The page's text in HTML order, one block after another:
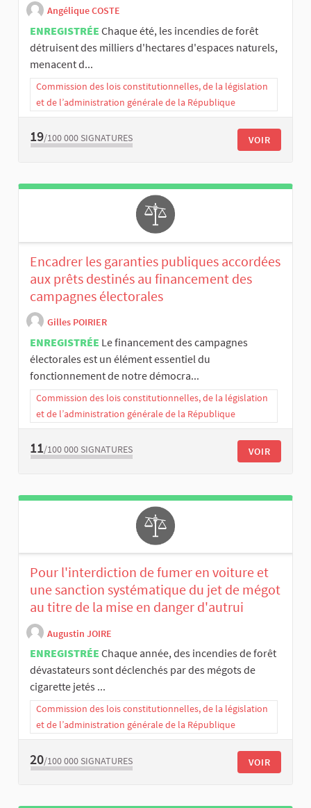
Angélique COSTE
ENREGISTRÉE Chaque été, les incendies de forêt
détruisent des milliers d'hectares d'espaces naturels,
menacent d...
Commission des lois constitutionnelles, de la législation
et de l’administration générale de la République
19/100 000 SIGNATURES VOIR
Encadrer les garanties publiques accordées
aux prêts destinés au financement des
campagnes électorales
Gilles POIRIER
ENREGISTRÉE Le financement des campagnes
électorales est un élément essentiel du
fonctionnement de notre démocra...
Commission des lois constitutionnelles, de la législation
et de l’administration générale de la République
11/100 000 SIGNATURES VOIR
Pour l'interdiction de fumer en voiture et
une sanction systématique du jet de mégot
au titre de la mise en danger d'autrui
Augustin JOIRE
ENREGISTRÉE Chaque année, des incendies de forêt
dévastateurs sont déclenchés par des mégots de
cigarette jetés ...
Commission des lois constitutionnelles, de la législation
et de l’administration générale de la République
20/100 000 SIGNATURES VOIR